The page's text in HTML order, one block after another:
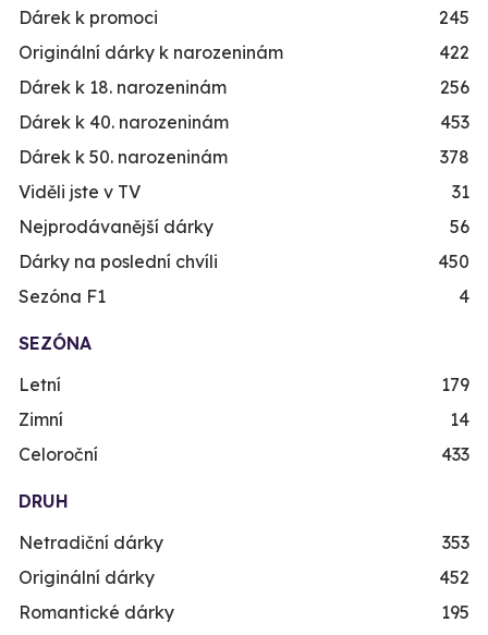
Dárek k promoci
245
Originální dárky k narozeninám
422
Dárek k 18. narozeninám
256
Dárek k 40. narozeninám
453
Dárek k 50. narozeninám
378
Viděli jste v TV
31
Nejprodávanější dárky
56
Dárky na poslední chvíli
450
Sezóna F1
4
SEZÓNA
Letní
179
Zimní
14
Celoroční
433
DRUH
Netradiční dárky
353
Originální dárky
452
Romantické dárky
195